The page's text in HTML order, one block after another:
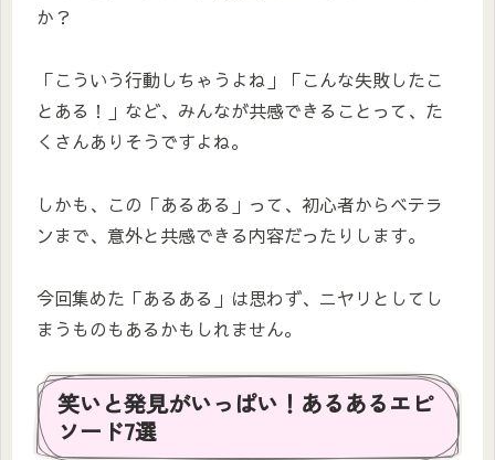
か？
「こういう行動しちゃうよね」「こんな失敗したこ
とある！」など、みんなが共感できることって、た
くさんありそうですよね。
しかも、この「あるある」って、初心者からベテラ
ンまで、意外と共感できる内容だったりします。
今回集めた「あるある」は思わず、ニヤリとしてし
まうものもあるかもしれません。
笑いと発見がいっぱい！あるあるエピ
ソード7選